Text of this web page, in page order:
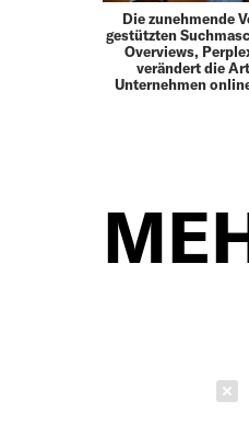
Die zunehmende
gestützten
Overviews,
verändert die
Unternehmen